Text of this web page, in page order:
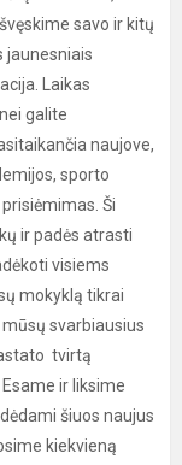
savo ir kitų
jaunesniais
Laikas
galite
naujove,
sporto
Ši
ir padės atrasti
visiems
mokyklą tikrai
svarbiausius
tvirtą
ir liksime
šiuos naujus
kiekvieną